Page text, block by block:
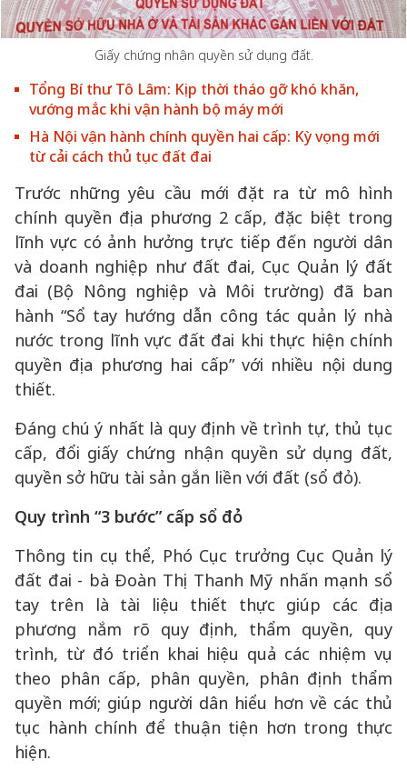
Giấy chứng nhận quyền sử dụng đất.
Tổng Bí thư Tô Lâm: Kịp thời tháo gỡ khó khăn,
vướng mắc khi vận hành bộ máy mới
Hà Nội vận hành chính quyền hai cấp: Kỳ vọng mới
từ cải cách thủ tục đất đai
Trước những yêu cầu mới đặt ra từ mô hình
chính quyền địa phương 2 cấp, đặc biệt trong
lĩnh vực có ảnh hưởng trực tiếp đến người dân
và doanh nghiệp như đất đai, Cục Quản lý đất
đai (Bộ Nông nghiệp và Môi trường) đã ban
hành “Sổ tay hướng dẫn công tác quản lý nhà
nước trong lĩnh vực đất đai khi thực hiện chính
quyền địa phương hai cấp” với nhiều nội dung
thiết.
Đáng chú ý nhất là quy định về trình tự, thủ tục
cấp, đổi giấy chứng nhận quyền sử dụng đất,
quyền sở hữu tài sản gắn liền với đất (sổ đỏ).
Quy trình “3 bước” cấp sổ đỏ
Thông tin cụ thể, Phó Cục trưởng Cục Quản lý
đất đai - bà Đoàn Thị Thanh Mỹ nhấn mạnh sổ
tay trên là tài liệu thiết thực giúp các địa
phương nắm rõ quy định, thẩm quyền, quy
trình, từ đó triển khai hiệu quả các nhiệm vụ
theo phân cấp, phân quyền, phân định thẩm
quyền mới; giúp người dân hiểu hơn về các thủ
tục hành chính để thuận tiện hơn trong thực
hiện.